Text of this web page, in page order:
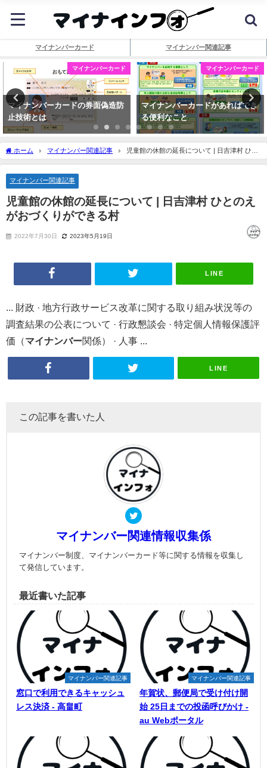
マイナンバーカード マイナンバー関連記事
マイナンバーカード
マイナンバーカードの券面偽造防
止技術とは
マイナンバーカード
マイナンバーカードがあればでき
る便利なこと
ホーム マイナンバー関連記事
児童館の休館の延長について | 日吉津村 ひと
のえがおづくりができる村
マイナンバー関連記事
児童館の休館の延長について | 日吉津村 ひとのえ
がおづくりができる村
2022年7月30日 2023年5月19日
LINE
... 財政 · 地方行政サービス改革に関する取り組み状況等の
調査結果の公表について · 行政懇談会 · 特定個人情報保護評
価（マイナンバー関係） · 人事 ...
LINE
この記事を書いた人
マイナンバー関連情報収集係
マイナンバー制度、マイナンバーカード等に関する情報を収集し
て発信しています。
最近書いた記事
マイナンバー関連記事
窓口で利用できるキャッシュ
レス決済 - 高畠町
マイナンバー関連記事
年賀状、郵便局で受け付け開
始 25日までの投函呼びかけ -
au Webポータル